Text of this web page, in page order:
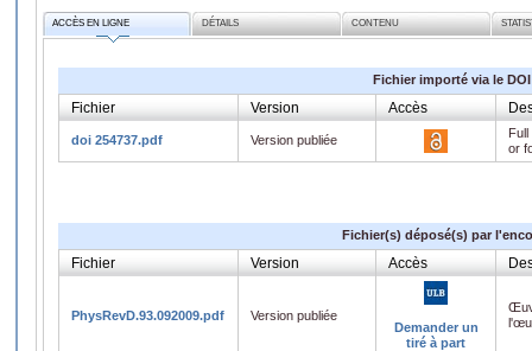
ACCÈS EN LIGNE DÉTAILS CONTENU
Fichier importé via le DOI
Fichier Version Accès
doi 254737.pdf Version publiée
or
Fichier(s) déposé(s) par
Fichier Version Accès
PhysRevD.93.092009.pdf
Version publiée
Demander un
tiré à part